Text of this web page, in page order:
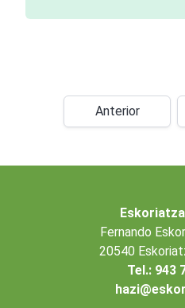
Anterior
Fernando
20540
Tel.: 943